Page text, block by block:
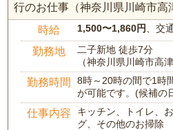
行のお仕事（神奈川県川崎市高
時給 1,500〜1,860円 、交
勤務地
二子新地 徒歩7分
（神奈川県川崎市高
勤務時間
8時～20時の間で1時
が可能です。(候補の
仕事内容
キッチン、トイレ、
グ、その他のお掃除